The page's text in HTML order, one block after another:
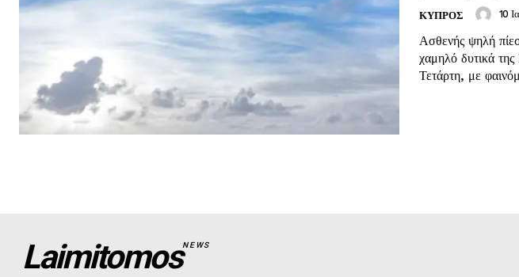
ΚΥΠΡΟΣ 10
Ασθενής ψηλή
χαμηλό δυτικά
Τετάρτη, με
LaimitomosNEWS